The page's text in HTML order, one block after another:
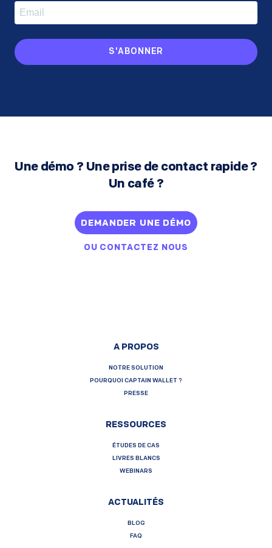
S'ABONNER
Une démo ? Une prise de contact rapide ?
Un café ?
DEMANDER UNE DÉMO
OU CONTACTEZ NOUS
A PROPOS
NOTRE SOLUTION
POURQUOI CAPTAIN WALLET ?
PRESSE
RESSOURCES
ÉTUDES DE CAS
LIVRES BLANCS
WEBINARS
ACTUALITÉS
BLOG
FAQ